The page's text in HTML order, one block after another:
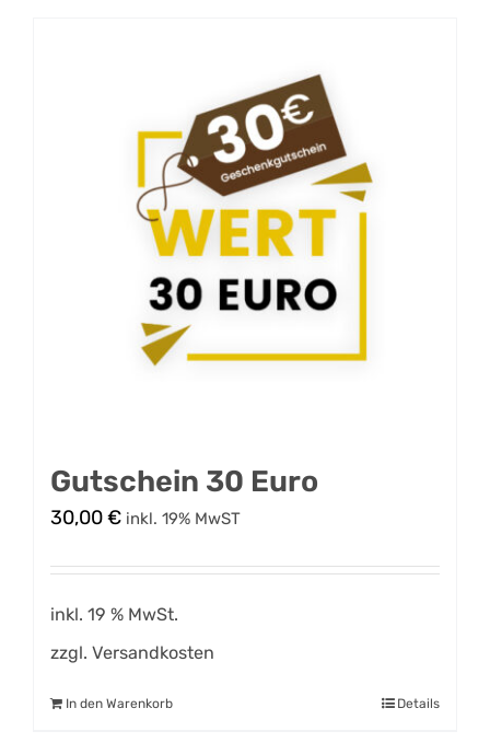
Gutschein 30 Euro
30,00€ inkl. 19% MwST
inkl. 19 % MwSt.
zzgl. Versandkosten
In den Warenkorb Details